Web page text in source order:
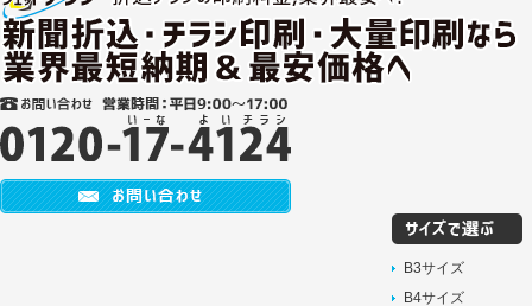
B3サイズ
B4サイズ